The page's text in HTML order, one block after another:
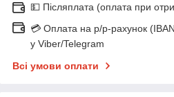
💵 Післяплата (оплата при
💳 Оплата на р/р-рахунок
у Viber/Telegram
Всі умови оплати